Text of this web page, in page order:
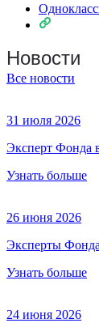
Новости
Все новости
31 июля 2026
Эксперт Фонда
Узнать больше
26 июня 2026
Эксперты
Узнать больше
24 июня 2026